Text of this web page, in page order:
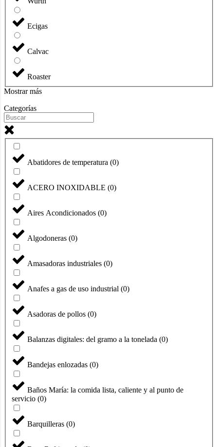
Ecigas
Calvac
Roaster
Mostrar más
Categorías
Abatidores de temperatura (0)
ACERO INOXIDABLE (0)
Aires Acondicionados (0)
Algodoneras (0)
Amasadoras industriales (0)
Anafes a gas de uso industrial (0)
Asadoras de pollos (0)
Balanzas digitales: del gramo a la tonelada (0)
Bandejas enlozadas (0)
Baños María: la comida lista, caliente y al punto de
servicio (0)
Barquilleras (0)